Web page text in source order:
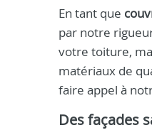
En tant que
par notre
votre toiture,
matériaux de
faire appel à
Des façades